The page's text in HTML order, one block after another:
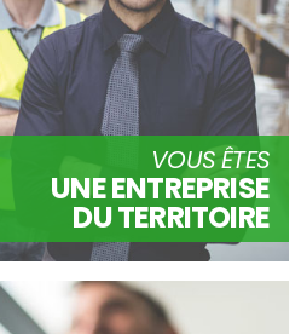
VOUS ÊTES
UNE ENTREPRISE
DU TERRITOIRE